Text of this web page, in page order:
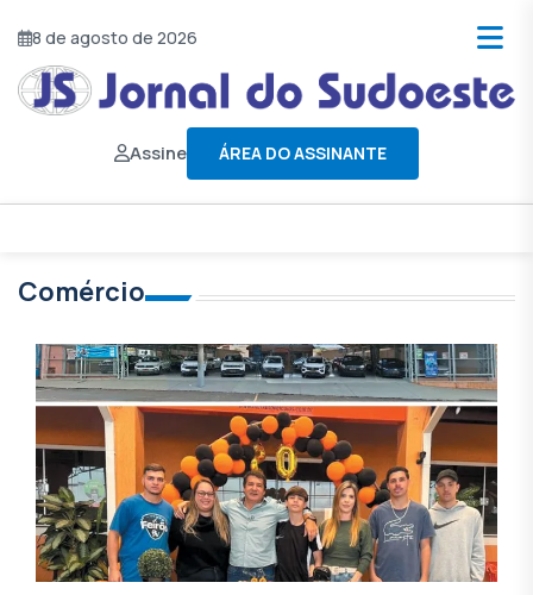
8 de agosto de 2026
Assine ÁREA DO ASSINANTE
Comércio